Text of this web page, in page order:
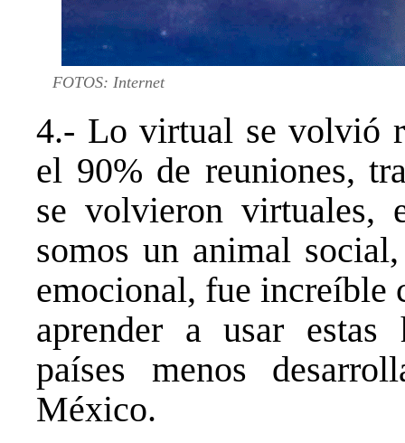
FOTOS: Internet
4.- Lo virtual se volvió
el 90% de reuniones,
se volvieron virtuales,
somos un animal
emocional, fue increíble
aprender a usar estas
países menos
México.